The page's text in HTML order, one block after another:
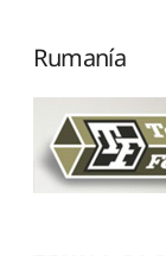
Rumanía